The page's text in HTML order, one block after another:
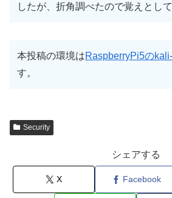
したが、折角調べたので覚えとし
本投稿の環境はRaspberryPi5の
す。
Security
シェアする
X Facebook